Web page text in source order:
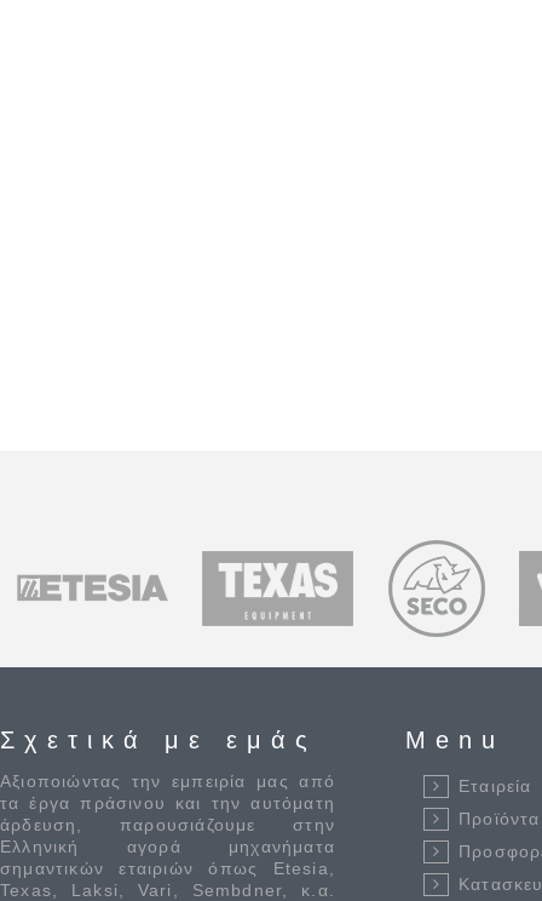
Σχετικά με εμάς
Αξιοποιώντας την εμπειρία μας από
τα έργα πράσινου και την αυτόματη
άρδευση, παρουσιάζουμε στην
Ελληνική αγορά μηχανήματα
σημαντικών εταιριών όπως Etesia,
Texas, Laksi, Vari, Sembdner, κ.α.
Menu
Εταιρεία
Προϊόντα